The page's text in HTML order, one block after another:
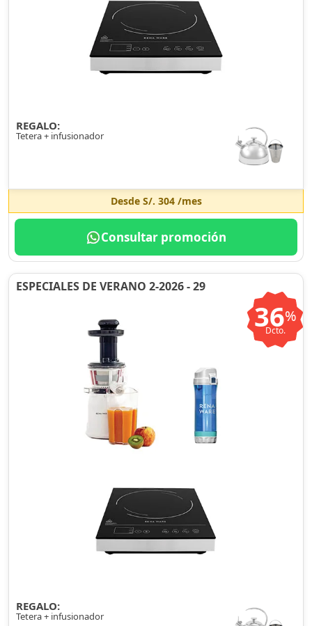
REGALO:
Tetera + infusionador
Desde S/. 304/mes
Consultar promoción
ESPECIALES DE VERANO 2-2026 - 29
36%
Dcto.
REGALO:
Tetera + infusionador